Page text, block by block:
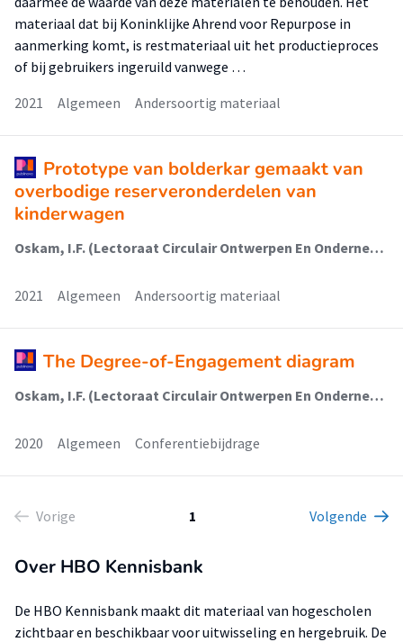
materiaal dat bij Koninklijke Ahrend voor Repurpose in
aanmerking komt, is restmateriaal uit het productieproces
of bij gebruikers ingeruild vanwege …
2021
Algemeen Andersoortig materiaal
Prototype van bolderkar gemaakt van
overbodige reserveronderdelen van
kinderwagen
Oskam, I.F. (Lectoraat Circulair Ontwerpen En Ondernemen); de Leede, A.L.M.; van Vorsselen, J.G.H. (Lectoraat Circulair Ontwerpen En Ondernemen)
2021 Algemeen Andersoortig materiaal
The Degree-of-Engagement diagram
Oskam, I.F. (Lectoraat Circulair Ontwerpen En Ondernemen); Martina, R.A.
2020 Algemeen Conferentiebijdrage
Vorige 1 Volgende
Over HBO Kennisbank
De HBO Kennisbank maakt dit materiaal van hogescholen
zichtbaar en beschikbaar voor uitwisseling en hergebruik. De